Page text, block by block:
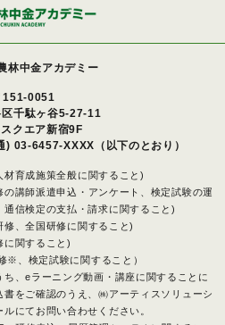
林中金アカデミー
151-0051
千駄ヶ谷5-27-11
クエア新宿9F
) 03-6457-XXXX（以下のとおり）
育成施策全般に関すること)
講師派遣申込・アンケート、検定試験の運
通信検定の支払・請求に関すること)
、全国研修に関すること)
に関すること)
※、検定試験に関すること）
、eラーニング動画・講座に関することに
書をご確認のうえ、㈱アーティスソリューシ
ルにてお問い合わせください。